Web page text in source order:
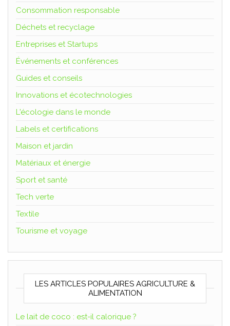
Consommation responsable
Déchets et recyclage
Entreprises et Startups
Événements et conférences
Guides et conseils
Innovations et écotechnologies
L'écologie dans le monde
Labels et certifications
Maison et jardin
Matériaux et énergie
Sport et santé
Tech verte
Textile
Tourisme et voyage
LES ARTICLES POPULAIRES AGRICULTURE &
ALIMENTATION
Le lait de coco : est-il calorique ?